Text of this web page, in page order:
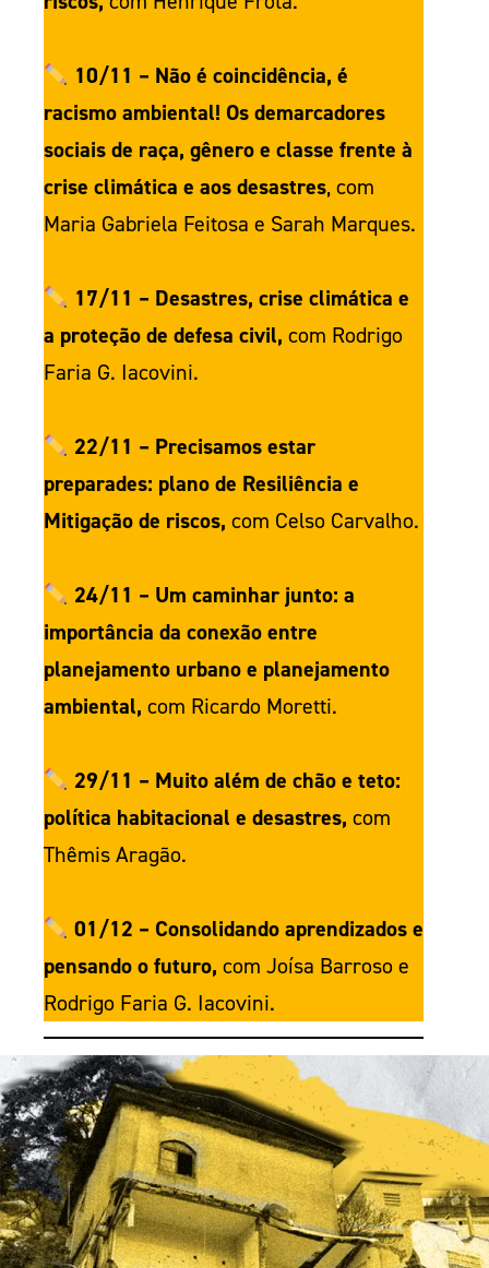
10/11 – Não é coincidência, é
racismo ambiental! Os demarcadores
sociais de raça, gênero e classe frente à
crise climática e aos desastres, com
Maria Gabriela Feitosa e Sarah Marques.
17/11 – Desastres, crise climática e
a proteção de defesa civil, com Rodrigo
Faria G. Iacovini.
22/11 – Precisamos estar
preparades: plano de Resiliência e
Mitigação de riscos, com Celso Carvalho.
24/11 – Um caminhar junto: a
importância da conexão entre
planejamento urbano e planejamento
ambiental, com Ricardo Moretti.
29/11 – Muito além de chão e teto:
política habitacional e desastres, com
Thêmis Aragão.
01/12 – Consolidando aprendizados e
pensando o futuro, com Joísa Barroso e
Rodrigo Faria G. Iacovini.